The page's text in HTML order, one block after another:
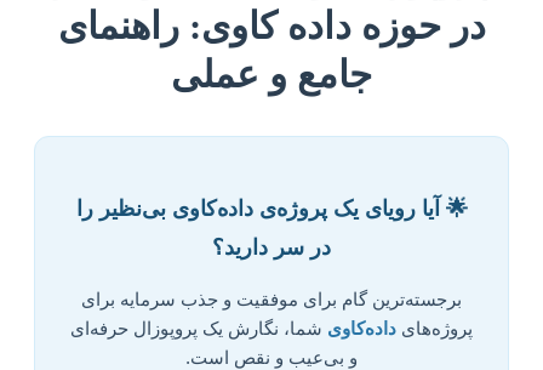
در حوزه داده کاوی: راهنمای
جامع و عملی
🌟 آیا رویای یک پروژه‌ی داده‌کاوی بی‌نظیر را
در سر دارید؟
برجسته‌ترین گام برای موفقیت و جذب سرمایه برای
پروژه‌هایداده‌کاویشما، نگارش یک پروپوزال حرفه‌ای
و بی‌عیب و نقص است.